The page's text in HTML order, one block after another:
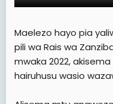
Maelezo hayo pia
pili wa Rais wa
mwaka 2022,
hairuhusu wasio